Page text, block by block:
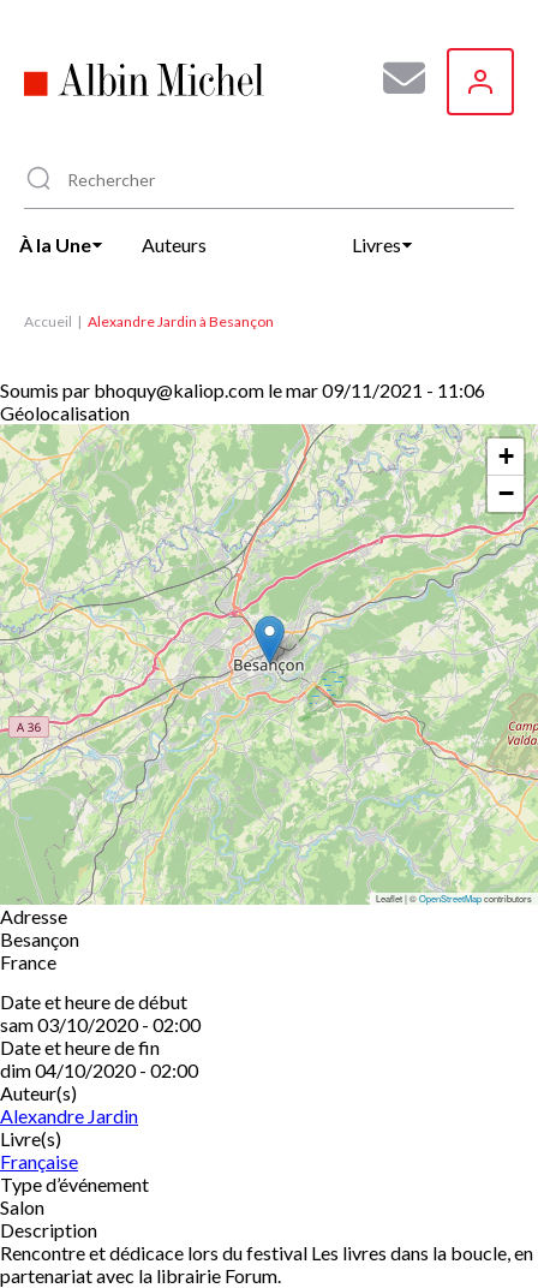
principal
À la Une Auteurs Livres
Accueil Alexandre Jardin à Besançon
Soumis par bhoquy@kaliop.com lemar 09/11/2021 - 11:06
Géolocalisation
+
−
Leaflet | ©OpenStreetMapcontributors
Adresse
Besançon
France
Date et heure de début
sam 03/10/2020 - 02:00
Date et heure de fin
dim 04/10/2020 - 02:00
Auteur(s)
Alexandre Jardin
Livre(s)
Française
Type d’événement
Salon
Description
Rencontre et dédicace lors du festival Les livres dans la boucle, en
partenariat avec la librairie Forum.